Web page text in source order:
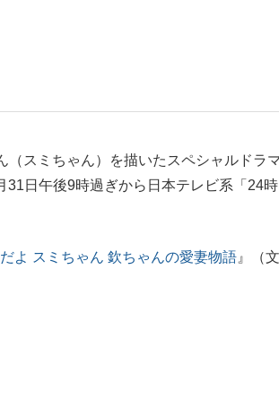
督...
スミちゃん）を描いたスペシャルドラ
日午後9時過ぎから日本テレビ系「24時
よ スミちゃん 欽ちゃんの愛妻物語 』（文